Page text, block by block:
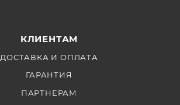
КЛИЕНТАМ
ДОСТАВКА И ОПЛАТА
ГАРАНТИЯ
ПАРТНЕРАМ